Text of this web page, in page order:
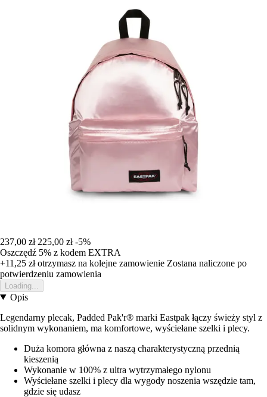
237,00 zł 225,00 zł -5%
Oszczędź 5% z kodem EXTRA
+11,25 złotrzymasz na kolejne zamowienie Zostana naliczone po
potwierdzeniu zamowienia
Loading...
Opis
Legendarny plecak, Padded Pak'r® marki Eastpak łączy świeży styl z
solidnym wykonaniem, ma komfortowe, wyściełane szelki i plecy.
Duża komora główna z naszą charakterystyczną przednią
kieszenią
Wykonanie w 100% z ultra wytrzymałego nylonu
Wyściełane szelki i plecy dla wygody noszenia wszędzie tam,
gdzie się udasz